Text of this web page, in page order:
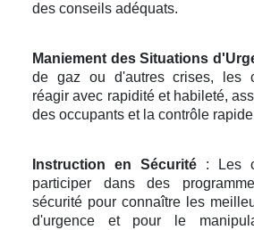
des conseils adéquats.
Maniement des Situations
de gaz ou d'autres crises, les
réagir avec rapidité et habileté,
des occupants et la contrôle
Instruction en Sécurité : Les
participer dans des
sécurité pour connaître les
d'urgence et pour le